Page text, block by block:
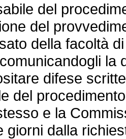
del
del
della facoltà
la
difese
del
e la
giorni dalla